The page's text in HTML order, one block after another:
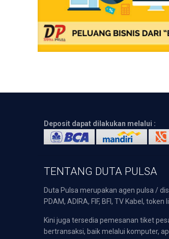
Deposit dapat dilakukan melalui :
TENTANG DUTA PULSA
Duta Pulsa merupakan agen pulsa /
PDAM, ADIRA, FIF, BFI, TV Kabel,
Kini juga tersedia pemesanan tiket
bertransaksi, baik melalui komputer,